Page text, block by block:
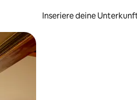
Inseriere deine